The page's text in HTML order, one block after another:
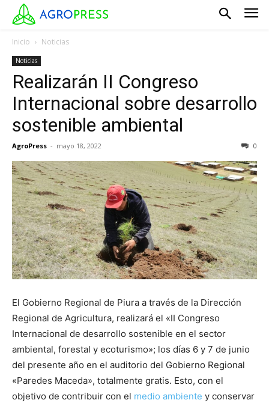
Inicio Noticias
Noticias
Realizarán II Congreso
Internacional sobre desarrollo
sostenible ambiental
AgroPress - mayo 18, 2022 0
El Gobierno Regional de Piura a través de la Dirección
Regional de Agricultura, realizará el «II Congreso
Internacional de desarrollo sostenible en el sector
ambiental, forestal y ecoturismo»; los días 6 y 7 de junio
del presente año en el auditorio del Gobierno Regional
«Paredes Maceda», totalmente gratis. Esto, con el
objetivo de contribuir con el medio ambiente y conservar